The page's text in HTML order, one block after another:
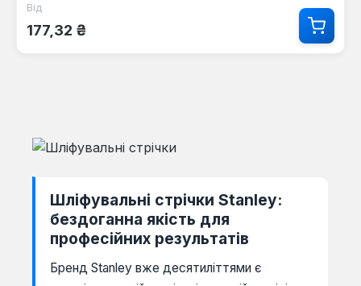
Звичайна ціна:
Від
177,32 ₴
Шліфувальні стрічки Stanley:
бездоганна якість для
професійних результатів
Бренд Stanley вже десятиліттями є